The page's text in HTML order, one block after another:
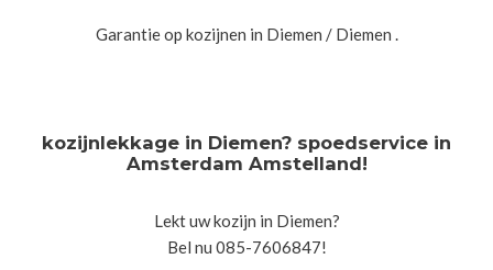
Garantie op kozijnen in Diemen / Diemen .
kozijnlekkage in Diemen? spoedservice in
Amsterdam Amstelland!
Lekt uw kozijn in Diemen?
Bel nu 085-7606847!